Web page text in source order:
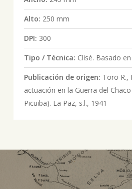
Alto: 250 mm
DPI: 300
Tipo / Técnica: Clisé. Basado
Publicación de origen: Toro R.,
actuación en la Guerra del
Picuiba). La Paz, s.l., 1941